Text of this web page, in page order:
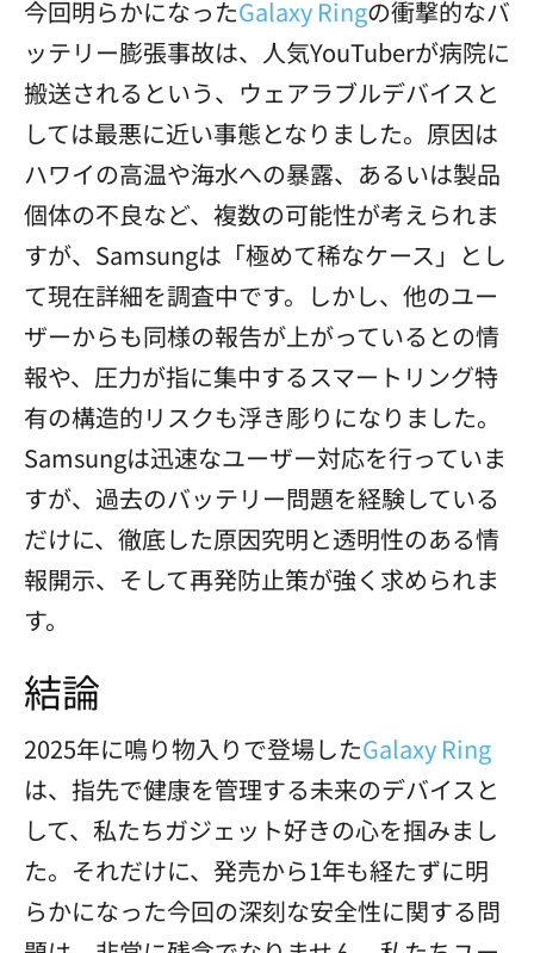
今回明らかになったGalaxy Ringの衝撃的なバ
ッテリー膨張事故は、人気YouTuberが病院に
搬送されるという、ウェアラブルデバイスと
しては最悪に近い事態となりました。原因は
ハワイの高温や海水への暴露、あるいは製品
個体の不良など、複数の可能性が考えられま
すが、Samsungは「極めて稀なケース」とし
て現在詳細を調査中です。しかし、他のユー
ザーからも同様の報告が上がっているとの情
報や、圧力が指に集中するスマートリング特
有の構造的リスクも浮き彫りになりました。
Samsungは迅速なユーザー対応を行っていま
すが、過去のバッテリー問題を経験している
だけに、徹底した原因究明と透明性のある情
報開示、そして再発防止策が強く求められま
す。
結論
2025年に鳴り物入りで登場したGalaxy Ring
は、指先で健康を管理する未来のデバイスと
して、私たちガジェット好きの心を掴みまし
た。それだけに、発売から1年も経たずに明
らかになった今回の深刻な安全性に関する問